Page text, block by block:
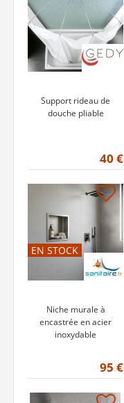
Support rideau de
douche pliable
40 €
EN STOCK
Niche murale à
encastrée en acier
inoxydable
95 €